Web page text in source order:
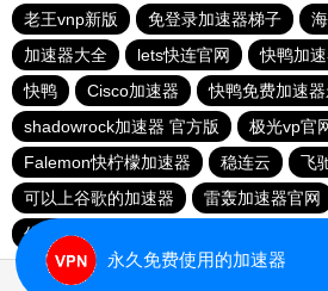
老王vnp新版
免登录加速器梯子
加速器大全
lets快连官网
快鸭加
快鸭
Cisco加速器 快鸭免费加速
shadowrock加速器 官方版
极光vp官
Falemon快柠檬加速器
稳连云
飞
可以上谷歌的加速器
雷轰加速器官网
优途加速器官网
永久免费使用的加速器